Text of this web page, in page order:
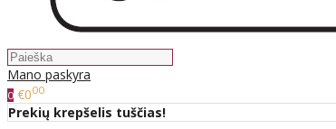
Mano paskyra
0 €000
Prekių krepšelis tuščias!